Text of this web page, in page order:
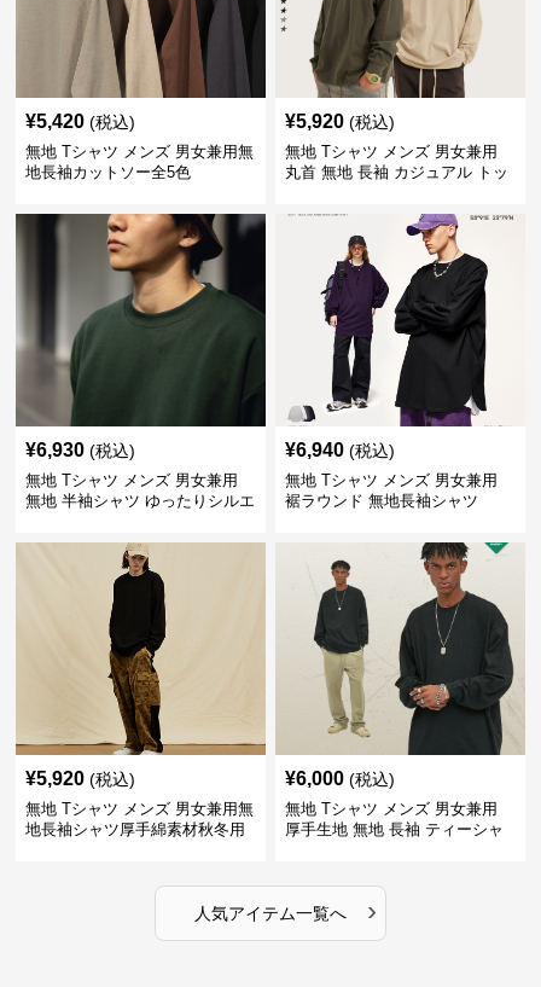
¥5,420 (税込)
無地 Tシャツ メンズ 男女兼用無
地長袖カットソー全5色
¥5,920 (税込)
無地 Tシャツ メンズ 男女兼用
丸首 無地 長袖 カジュアル トッ
¥6,930 (税込)
無地 Tシャツ メンズ 男女兼用
無地 半袖シャツ ゆったりシルエ
¥6,940 (税込)
無地 Tシャツ メンズ 男女兼用
裾ラウンド 無地長袖シャツ
¥5,920 (税込)
無地 Tシャツ メンズ 男女兼用無
地長袖シャツ厚手綿素材秋冬用
¥6,000 (税込)
無地 Tシャツ メンズ 男女兼用
厚手生地 無地 長袖 ティーシャ
人気アイテム一覧へ ›